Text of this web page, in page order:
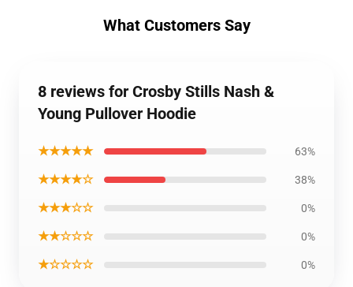
What Customers Say
8 reviews for Crosby Stills Nash &
Young Pullover Hoodie
★★★★★ 63%
★★★★☆ 38%
★★★☆☆ 0%
★★☆☆☆ 0%
★☆☆☆☆ 0%